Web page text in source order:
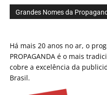
Grandes Nomes da
Há mais 20 anos no ar, o
PROPAGANDA é o mais
cobre a excelência da
Brasil.